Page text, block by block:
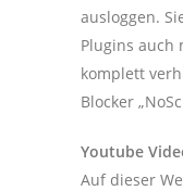
ausloggen.
Plugins auch
komplett
Blocker
Youtube
Auf dieser